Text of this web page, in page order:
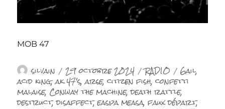
MOB 47
Auteur
silvain Publié
le
29 octobre 2024 Catégories
RADIO Étiquettes
6ail,
acid king,ak 47's,arse,citizen fish,confetti
malaise, Conway the machine,death rattle,
destruct,disaffect,easpa measa,faux départ,